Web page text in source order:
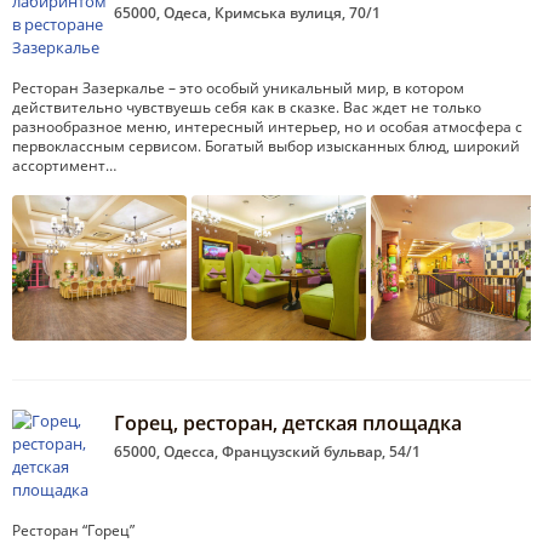
65000, Одеса, Кримська вулиця, 70/1
Ресторан Зазеркалье – это особый уникальный мир, в котором
действительно чувствуешь себя как в сказке. Вас ждет не только
разнообразное меню, интересный интерьер, но и особая атмосфера с
первоклассным сервисом. Богатый выбор изысканных блюд, широкий
ассортимент…
Горец, ресторан, детская площадка
65000, Одесса, Французский бульвар, 54/1
Ресторан “Горец”